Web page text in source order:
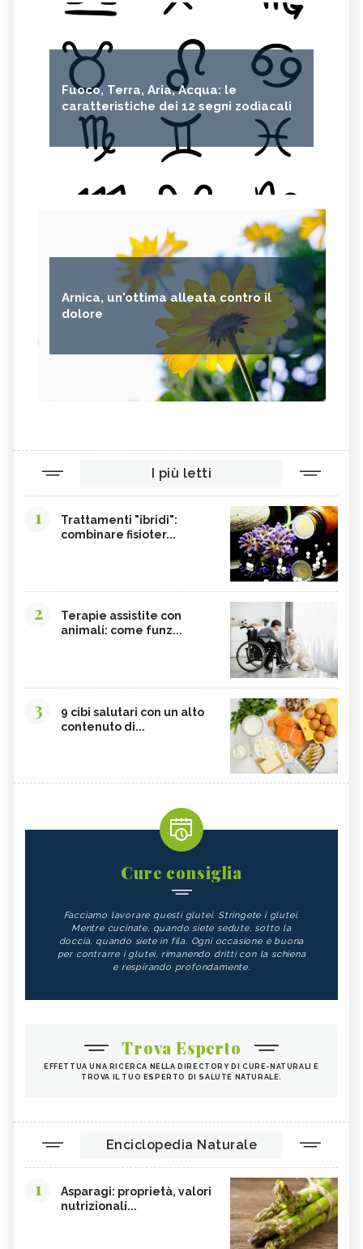
Fuoco, Terra, Aria, Acqua: le
caratteristiche dei 12 segni zodiacali
Arnica, un'ottima alleata contro il
dolore
I più letti
1
Trattamenti "ibridi":
combinare fisioter...
2
Terapie assistite con
animali: come funz...
3
9 cibi salutari con un alto
contenuto di...
Cure consiglia
Facciamo lavorare questi glutei. Stringete i glutei.
Mentre cucinate, quando siete sedute, sotto la
doccia, quando siete in fila. Ogni occasione è buona
per contrarre i glutei, rimanendo dritti con la schiena
e respirando profondamente.
Trova Esperto
EFFETTUA UNA RICERCA NELLA DIRECTORY DI CURE-NATURALI E
TROVA IL TUO ESPERTO DI SALUTE NATURALE.
Enciclopedia Naturale
1
Asparagi: proprietà, valori
nutrizionali...